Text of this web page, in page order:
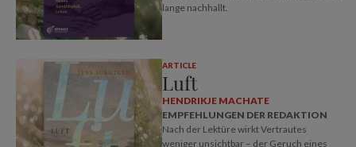
lange nachhallt.
ARTICLE
Luft
HENDRIKJE MACHATE
EMPFEHLUNGEN DER REDAKTION
Nach der Lektüre wirkt Vertrautes
weniger unsichtbar – der Geruch eines